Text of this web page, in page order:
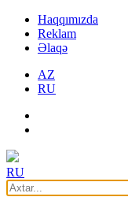
Haqqımızda
Reklam
Əlaqə
AZ
RU
RU